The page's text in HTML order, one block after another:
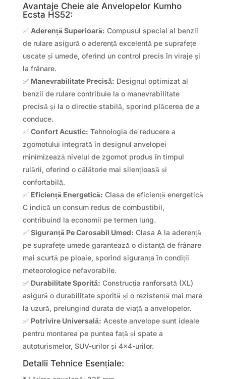
Avantaje Cheie ale Anvelopelor Kumho
Ecsta HS52:
✅ Aderență Superioară: Compusul special al benzii
de rulare asigură o aderență excelentă pe suprafețe
uscate și umede, oferind un control precis în viraje și
la frânare.
✅ Manevrabilitate Precisă: Designul optimizat al
benzii de rulare contribuie la o manevrabilitate
precisă și la o direcție stabilă, sporind plăcerea de a
conduce.
✅ Confort Acustic: Tehnologia de reducere a
zgomotului integrată în designul anvelopei
minimizează nivelul de zgomot produs în timpul
rulării, oferind o călătorie mai silențioasă și
confortabilă.
✅ Eficiență Energetică: Clasa de eficiență energetică
C indică un consum redus de combustibil,
contribuind la economii pe termen lung.
✅ Siguranță Pe Carosabil Umed: Clasa A la aderență
pe suprafețe umede garantează o distanță de frânare
mai scurtă pe ploaie, sporind siguranța în condiții
meteorologice nefavorabile.
✅ Durabilitate Sporită: Construcția ranforsată (XL)
asigură o durabilitate sporită și o rezistență mai mare
la uzură, prelungind durata de viață a anvelopelor.
✅ Potrivire Universală: Aceste anvelope sunt ideale
pentru montarea pe puntea față și spate a
autoturismelor, SUV-urilor și 4×4-urilor.
Detalii Tehnice Esențiale: